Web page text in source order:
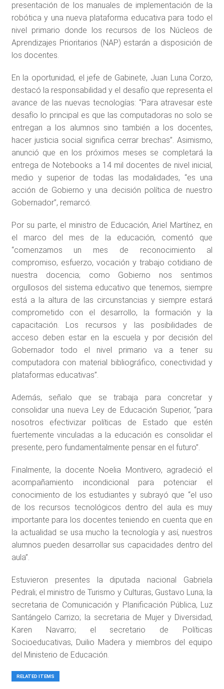
presentación de los manuales de implementación de la
robótica y una nueva plataforma educativa para todo el
nivel primario donde los recursos de los Núcleos de
Aprendizajes Prioritarios (NAP) estarán a disposición de
los docentes.
En la oportunidad, el jefe de Gabinete, Juan Luna Corzo,
destacó la responsabilidad y el desafío que representa el
avance de las nuevas tecnologías: “Para atravesar este
desafío lo principal es que las computadoras no solo se
entregan a los alumnos sino también a los docentes,
hacer justicia social significa cerrar brechas”. Asimismo,
anunció que en los próximos meses se completará la
entrega de Notebooks a 14 mil docentes de nivel inicial,
medio y superior de todas las modalidades, “es una
acción de Gobierno y una decisión política de nuestro
Gobernador”, remarcó.
Por su parte, el ministro de Educación, Ariel Martínez, en
el marco del mes de la educación, comentó que
“comenzamos un mes de reconocimiento al
compromiso, esfuerzo, vocación y trabajo cotidiano de
nuestra docencia; como Gobierno nos sentimos
orgullosos del sistema educativo que tenemos, siempre
está a la altura de las circunstancias y siempre estará
comprometido con el desarrollo, la formación y la
capacitación. Los recursos y las posibilidades de
acceso deben estar en la escuela y por decisión del
Gobernador todo el nivel primario va a tener su
computadora con material bibliográfico, conectividad y
plataformas educativas”.
Además, señalo que se trabaja para concretar y
consolidar una nueva Ley de Educación Superior, “para
nosotros efectivizar políticas de Estado que estén
fuertemente vinculadas a la educación es consolidar el
presente, pero fundamentalmente pensar en el futuro”.
Finalmente, la docente Noelia Montivero, agradeció el
acompañamiento incondicional para potenciar el
conocimiento de los estudiantes y subrayó que “el uso
de los recursos tecnológicos dentro del aula es muy
importante para los docentes teniendo en cuenta que en
la actualidad se usa mucho la tecnología y así, nuestros
alumnos pueden desarrollar sus capacidades dentro del
aula”.
Estuvieron presentes la diputada nacional Gabriela
Pedrali; el ministro de Turismo y Culturas, Gustavo Luna; la
secretaria de Comunicación y Planificación Pública, Luz
Santángelo Carrizo; la secretaria de Mujer y Diversidad,
Karen Navarro; el secretario de Políticas
Socioeducativas, Duilio Madera y miembros del equipo
del Ministerio de Educación.
RELATED ITEMS